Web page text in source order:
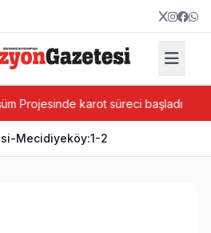
karot süreci başladı
Mecidiyeköy:1-2